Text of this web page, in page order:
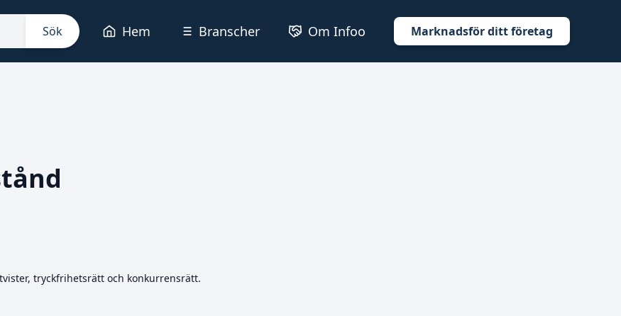
Sök Hem Branscher Om Infoo Marknadsför ditt företag
tryckfrihetsrätt och konkurrensrätt.